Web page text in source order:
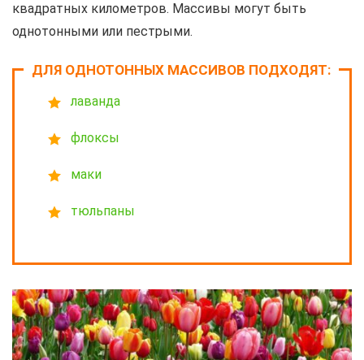
квадратных километров. Массивы могут быть
однотонными или пестрыми.
ДЛЯ ОДНОТОННЫХ МАССИВОВ ПОДХОДЯТ:
лаванда
флоксы
маки
тюльпаны